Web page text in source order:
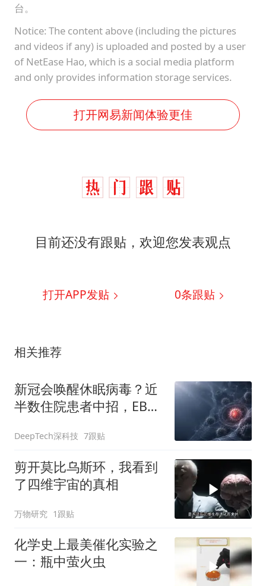
台。
Notice: The content above (including the pictures
and videos if any) is uploaded and posted by a user
of NetEase Hao, which is a social media platform
and only provides information storage services.
打开网易新闻体验更佳
目前还没有跟贴，欢迎您发表观点
打开APP发贴 0条跟贴
相关推荐
新冠会唤醒休眠病毒？近
半数住院患者中招，EB病
DeepTech深科技 7跟贴
剪开莫比乌斯环，我看到
了四维宇宙的真相
万物研究 1跟贴
化学史上最美催化实验之
一：瓶中萤火虫